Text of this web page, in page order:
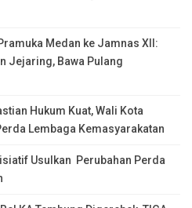
Medan ke Jamnas XII:
Jejaring, Bawa Pulang
Hukum Kuat, Wali Kota
Lembaga Kemasyarakatan
Usulkan Perubahan Perda